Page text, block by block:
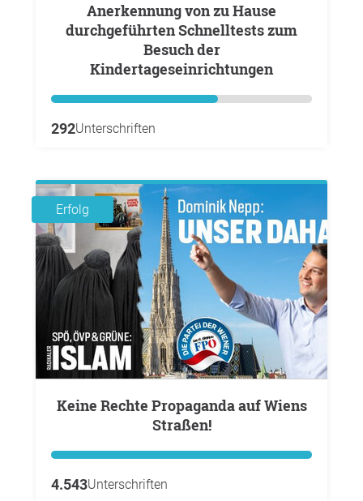
Anerkennung von zu Hause
durchgeführten Schnelltests zum
Besuch der
Kindertageseinrichtungen
292Unterschriften
Erfolg
Keine Rechte Propaganda auf Wiens
Straßen!
4.543Unterschriften